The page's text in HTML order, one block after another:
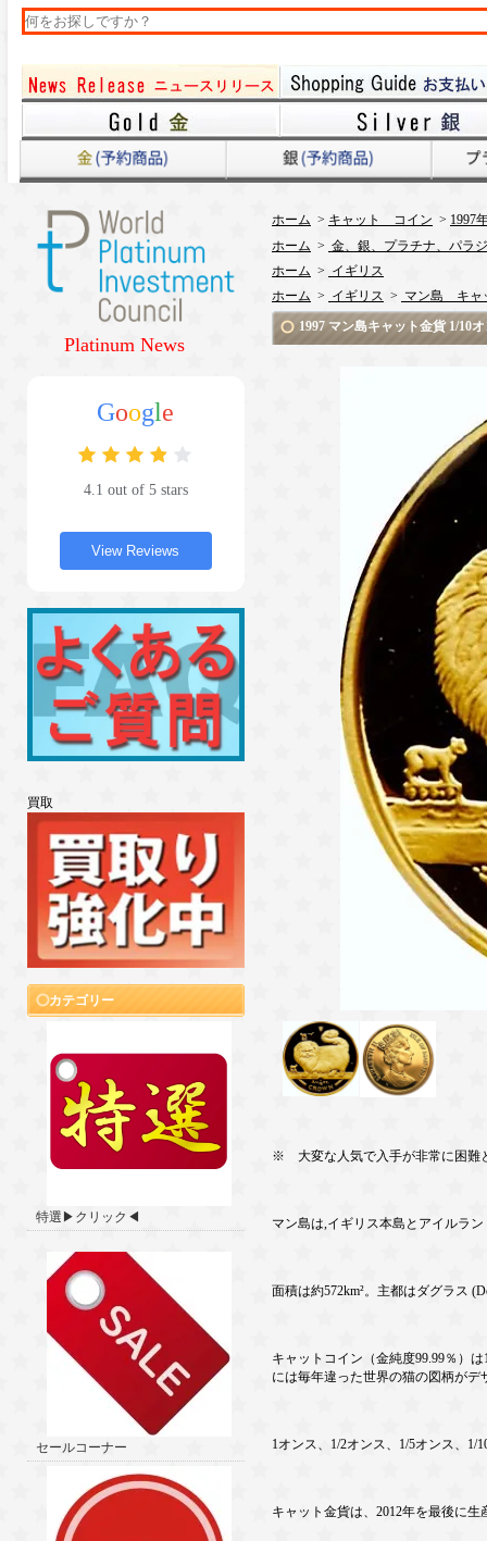
Platinum News
Google
4.1 out of 5 stars
View Reviews
買取
カテゴリー
特選▶クリック◀
セールコーナー
ホーム > キャット コイン > 1997
ホーム > 金、銀、プラチナ、パラ
ホーム > イギリス
ホーム > イギリス > マン島 キャ
1997 マン島キャット金貨 1/10
※ 大変な人気で入手が非常に困難
マン島は,イギリス本島とアイルラ
面積は約572km²。主都はダグラス
キャットコイン（金純度99.99％）
には毎年違った世界の猫の図柄がデ
1オンス、1/2オンス、1/5オンス、1/
キャット金貨は、2012年を最後に